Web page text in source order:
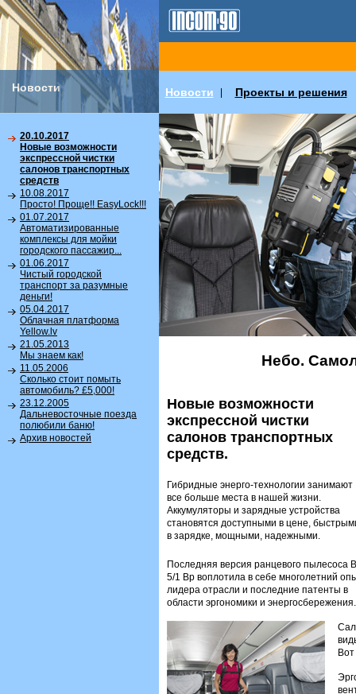
Новости Новости Проекты и решения
20.10.2017
Новые возможности
экспрессной чистки
салонов транспортных
средств
10.08.2017
Просто! Проще!! EasyLock!!!
01.07.2017
Автоматизированные
комплексы для мойки
городского пассажир...
01.06.2017
Чистый городской
транспорт за разумные
деньги!
05.04.2017
Облачная платформа
Yellow.lv
21.05.2013
Мы знаем как!
11.05.2006
Сколько стоит помыть
автомобиль? £5,000!
23.12.2005
Дальневосточные поезда
полюбили баню!
Архив новостей
Небо.
Новые возможности
экспрессной чистки
салонов транспортных
средств.
Гибридные энерго-технологии занимают
все больше места в нашей жизни.
Аккумуляторы и зарядные устройства
становятся доступными в цене,
в зарядке, мощными, надежными.
Последняя версия ранцевого пылесоса
5/1 Bp воплотила в себе многолетний
лидера отрасли и последние патенты в
области эргономики и энергосбережения.
Вот